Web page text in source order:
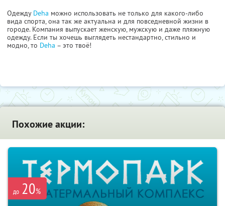
Одежду Deha можно использовать не только для какого-либо
вида спорта, она так же актуальна и для повседневной жизни в
городе. Компания выпускает женскую, мужскую и даже пляжную
одежду. Если ты хочешь выглядеть нестандартно, стильно и
модно, то Deha – это твоё!
Похожие акции:
до 20%